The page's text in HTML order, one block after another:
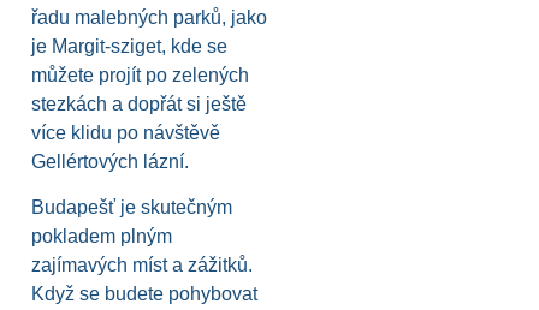
řadu malebných parků, jako
je Margit-sziget, kde se
můžete projít po zelených
stezkách a dopřát si ještě
více klidu po návštěvě
Gellértových lázní.
Budapešť je skutečným
pokladem plným
zajímavých míst a zážitků.
Když se budete pohybovat